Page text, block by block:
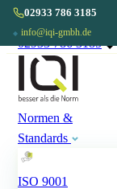
02933 786 3185 ◆
02933 786 3185
◆ info@iqi-gmbh.de
Normen &
Standards
ISO 9001